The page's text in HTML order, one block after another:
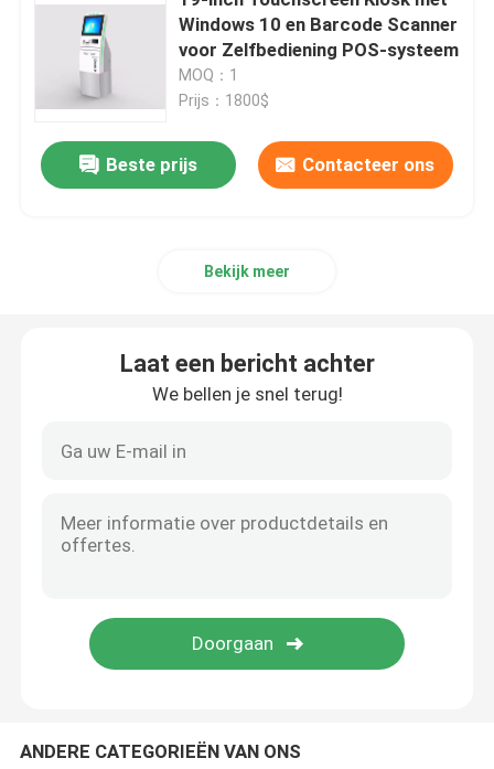
Verzoek om een Citaat
Kiosk voor zelfbestelling
Touch screen Digitale Kiosk
Digitaal interactief whiteboard
Advertentieweergave met hoge helderheid
De openluchtvertoning van het Reclamescherm
Windows 10 en Barcode Scanner
voor Zelfbediening POS-systeem
MOQ：1
Prijs：1800$
Beste prijs Contacteer ons
Bekijk meer
Laat een bericht achter
We bellen je snel terug!
ANDERE CATEGORIEËN VAN ONS